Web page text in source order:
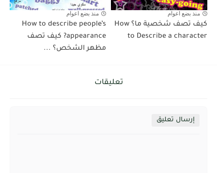
منذ بضع اعوام
كيف تصف شخصية ما؟ How
to Describe a character
منذ بضع اعوام
How to describe people’s
appearance? كيف تصف
مظهر الشخص؟ ...
تعليقات
إرسال تعليق